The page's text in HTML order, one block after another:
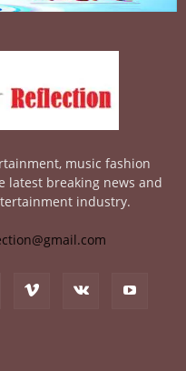
music fashion
latest breaking news and
industry.